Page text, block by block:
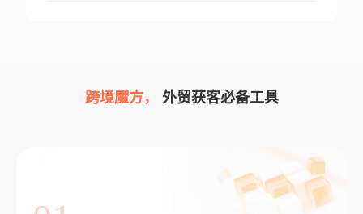
跨境魔方， 外贸获客必备工具